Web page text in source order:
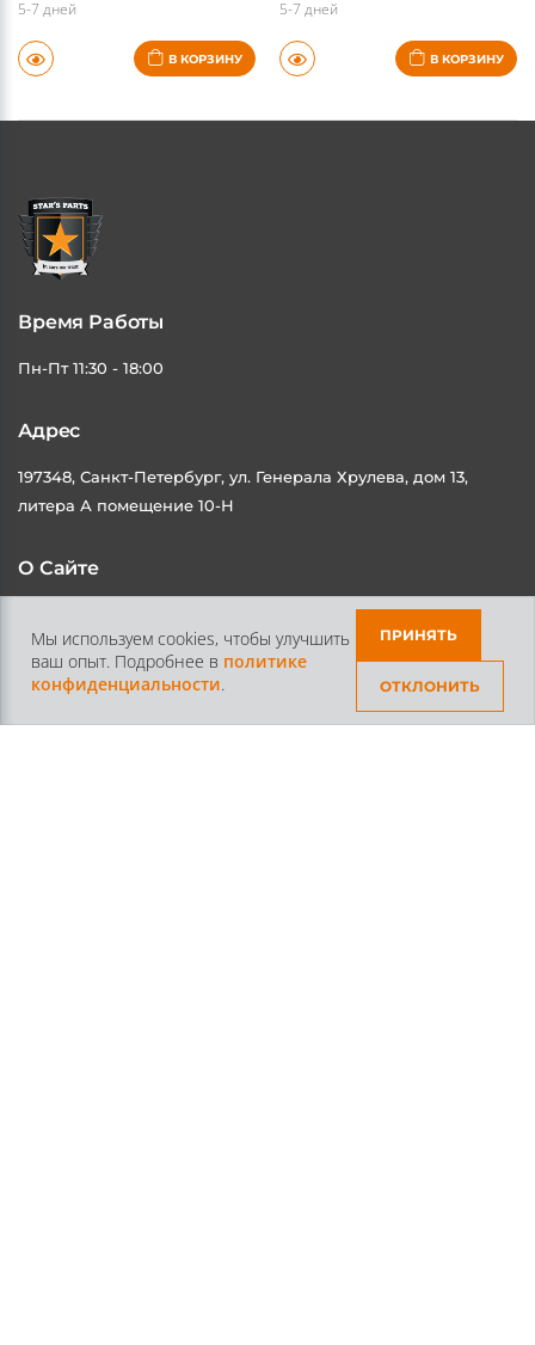
Мы используем cookies, чтобы улучшить
ваш опыт. Подробнее в политике
конфиденциальности.
ПРИНЯТЬ
ОТКЛОНИТЬ
5-7 дней
В КОРЗИНУ
5-7 дней
В КОРЗИНУ
Время Работы
Пн-Пт 11:30 - 18:00
Адрес
197348, Санкт-Петербург, ул. Генерала Хрулева, дом 13,
литера А помещение 10-Н
О Сайте
Доставка и Оплата
Статьи